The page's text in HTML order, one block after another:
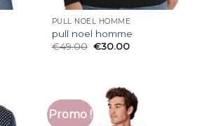
PULL NOEL HOMME
pull noel homme
€49.00 €30.00
Promo !